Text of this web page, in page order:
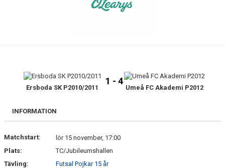
Ersboda SK P2010/2011
1 - 4
Umeå FC Akademi P2012
INFORMATION
Matchstart:
lör 15 november, 17:00
Plats:
TC/Jubileumshallen
Tävling:
Futsal Pojkar 15 år